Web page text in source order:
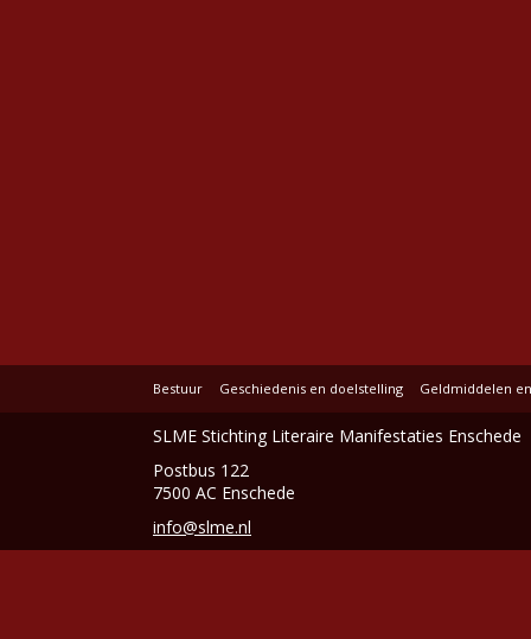
Bestuur Geschiedenis en doelstelling Geldmiddelen
SLME Stichting Literaire Manifestaties Enschede
Postbus 122
7500 AC Enschede
info@slme.nl